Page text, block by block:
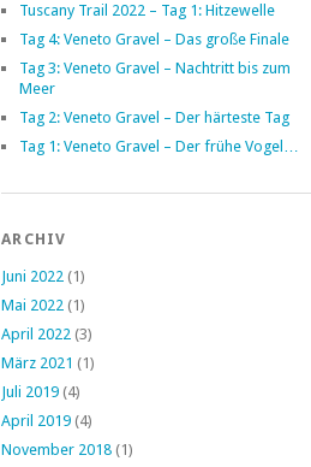
Tuscany Trail 2022 – Tag 1: Hitzewelle
Tag 4: Veneto Gravel – Das große Finale
Tag 3: Veneto Gravel – Nachtritt bis zum
Meer
Tag 2: Veneto Gravel – Der härteste Tag
Tag 1: Veneto Gravel – Der frühe Vogel…
ARCHIV
Juni 2022 (1)
Mai 2022 (1)
April 2022 (3)
März 2021 (1)
Juli 2019 (4)
April 2019 (4)
November 2018 (1)